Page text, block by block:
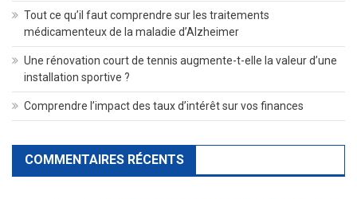
Tout ce qu’il faut comprendre sur les traitements
médicamenteux de la maladie d’Alzheimer
Une rénovation court de tennis augmente-t-elle la valeur d’une
installation sportive ?
Comprendre l’impact des taux d’intérêt sur vos finances
COMMENTAIRES RÉCENTS